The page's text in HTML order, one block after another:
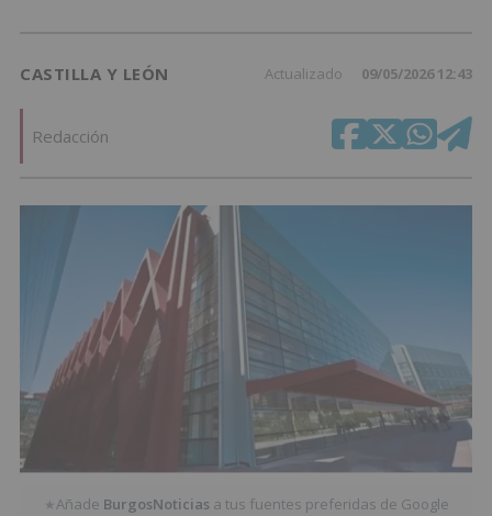
CASTILLA Y LEÓN Actualizado 09/05/2026 12:43
Redacción
★Añade BurgosNoticias a tus fuentes preferidas de Google